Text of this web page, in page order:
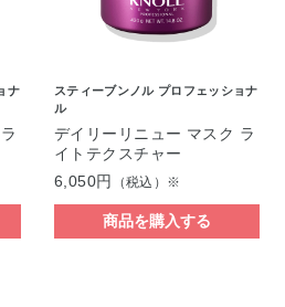
ナ
スティーブンノル プロフェッショナ
ル
デイリーリニュー マスク ラ
イトテクスチャー
6,050円
（税込）※
商品を購入する